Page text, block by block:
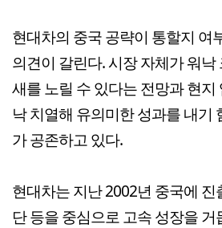
현대차의 중국 공략이 통할지 여
의견이 갈린다. 시장 자체가 워
새를 노릴 수 있다는 전망과 현지
낙 치열해 유의미한 성과를 내기
가 공존하고 있다.
현대차는 지난 2002년 중국에 진
단 등을 중심으로 고속 성장을